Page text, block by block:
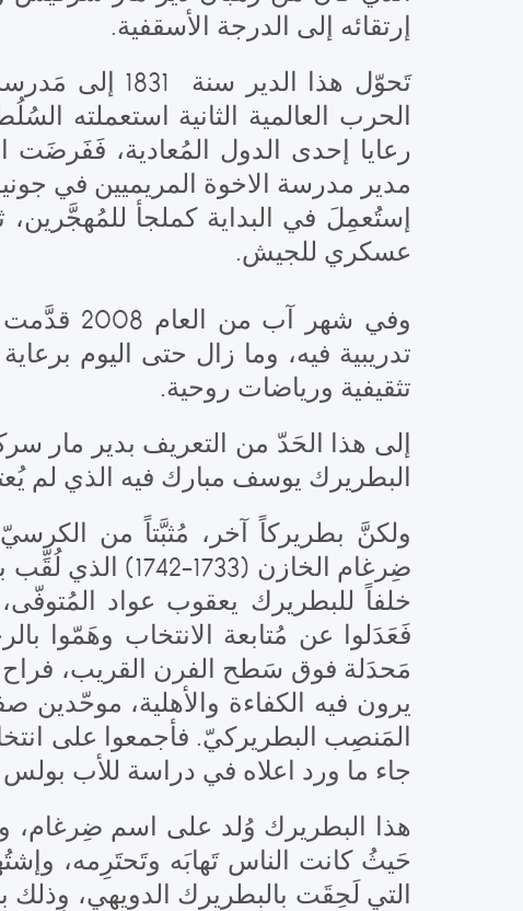
إرتقائه إلى الدرجة الأسقفية.
تَحوّل هذا
الحرب العالمية الثانية استعملته
رعايا إحدى الدول المُعادية، فَفَرضَت
إستُعمِلَ في البداية كملجأ
عسكري للجيش.
وفي
تدريبية فيه، وما زال حتى اليوم
تثقيفية ورياضات روحية.
إلى هذا الحَدّ من التعريف بدير مار
البطريرك يوسف مبارك فيه الذي لم
ولكنَّ بطريركاً آخر، مُثبَّتاً من
ضِرغام الخازن
خلفاً للبطريرك يعقوب عواد
فَعَدَلوا عن مُتابعة الانتخاب وهَمّوا
مَحدَلة فوق سَطح الفرن القريب، فراح
يرون فيه الكفاءة والأهلية، موحّدين
المَنصِب البطريركيّ. فأجمعوا على
جاء ما ورد اعلاه في دراسة للأب
هذا البطريرك وُلد على اسم ضِرغام،
حَيثُ كانت الناس تَهابَه وتَحتَرِمه،
التي لَحِقَت بالبطريرك الدويهي، وذلك